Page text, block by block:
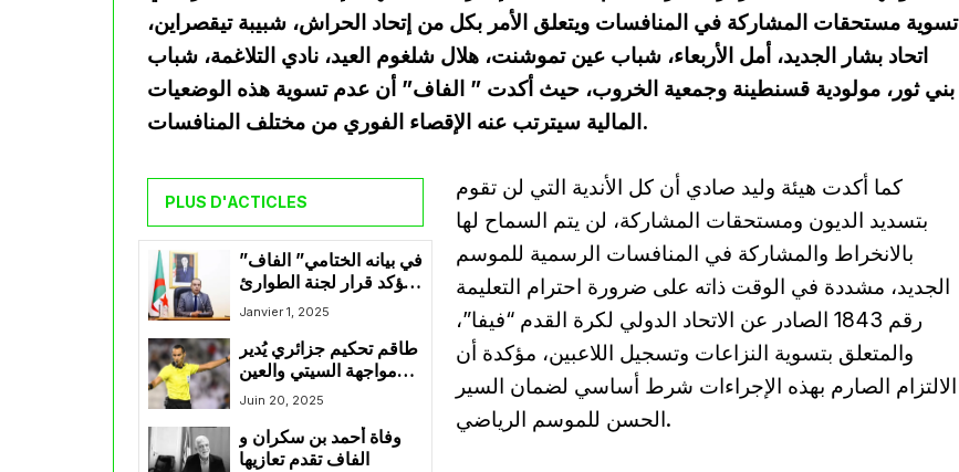
تسوية مستحقات المشاركة في المنافسات ويتعلق الأمر بكل من إتحاد الحراش، شبيبة تيقصراين،
اتحاد بشار الجديد، أمل الأربعاء، شباب عين تموشنت، هلال شلغوم العيد، نادي التلاغمة، شباب
بني ثور، مولودية قسنطينة وجمعية الخروب، حيث أكدت ” الفاف” أن عدم تسوية هذه الوضعيات
المالية سيترتب عنه الإقصاء الفوري من مختلف المنافسات.
PLUS D'ACTICLES
في بيانه الختامي” الفاف”
تؤكد قرار لجنة الطوارئ
في حق الحكمين بوكواسة
Janvier 1, 2025
طاقم تحكيم جزائري يُدير
مواجهة السيتي والعين
الإماراتي
Juin 20, 2025
وفاة أحمد بن سكران و
الفاف تقدم تعازيها
كما أكدت هيئة وليد صادي أن كل الأندية التي لن تقوم
بتسديد الديون ومستحقات المشاركة، لن يتم السماح لها
بالانخراط والمشاركة في المنافسات الرسمية للموسم
الجديد، مشددة في الوقت ذاته على ضرورة احترام التعليمة
رقم 1843 الصادر عن الاتحاد الدولي لكرة القدم “فيفا”،
والمتعلق بتسوية النزاعات وتسجيل اللاعبين، مؤكدة أن
الالتزام الصارم بهذه الإجراءات شرط أساسي لضمان السير
الحسن للموسم الرياضي.